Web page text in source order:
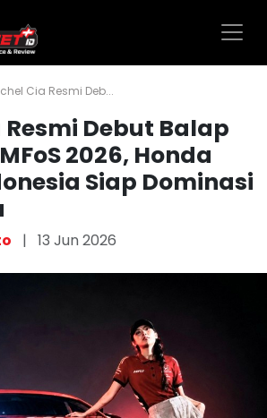
Cia Resmi Deb...
Resmi Debut Balap
2026, Honda
Siap Dominasi
| 13 Jun 2026